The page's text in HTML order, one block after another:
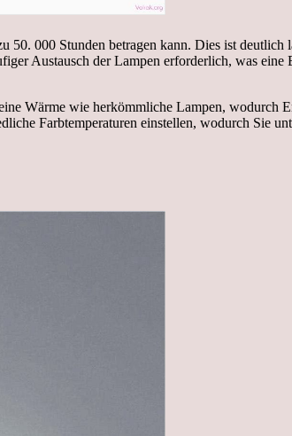
000 Stunden betragen kann. Dies ist deutlich
Austausch der Lampen erforderlich, was eine
Wärme wie herkömmliche Lampen, wodurch
Farbtemperaturen einstellen, wodurch Sie